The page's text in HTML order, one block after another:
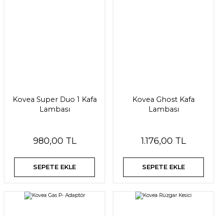
Kovea Super Duo 1 Kafa
Lambası
980,00 TL
SEPETE EKLE
Kovea Ghost Kafa
Lambası
1.176,00 TL
SEPETE EKLE